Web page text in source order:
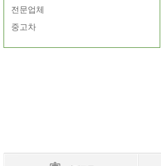
전문업체
중고차